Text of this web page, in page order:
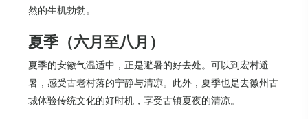
然的生机勃勃。
夏季（六月至八月）
夏季的安徽气温适中，正是避暑的好去处。可以到宏村避
暑，感受古老村落的宁静与清凉。此外，夏季也是去徽州古
城体验传统文化的好时机，享受古镇夏夜的清凉。